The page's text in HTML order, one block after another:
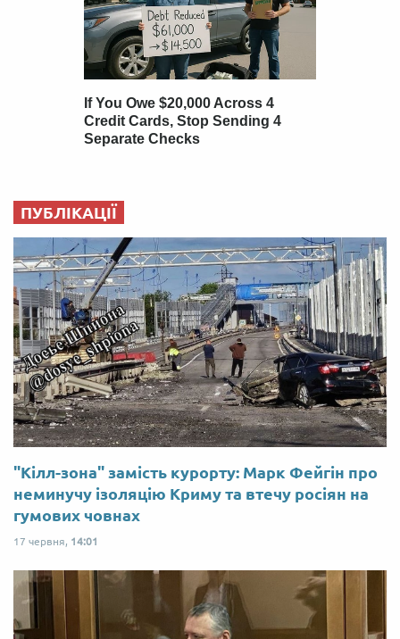
ПУБЛІКАЦІЇ
"Кілл-зона" замість курорту: Марк Фейгін про
неминучу ізоляцію Криму та втечу росіян на
гумових човнах
17 червня, 14:01